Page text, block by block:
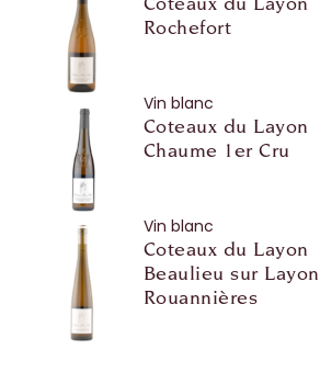
Rochefort
Vin blanc
Coteaux du Layon
Chaume 1er Cru
Vin blanc
Coteaux du Layon
Beaulieu sur
Rouannières